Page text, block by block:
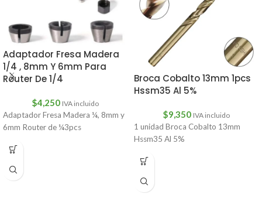
Adaptador Fresa Madera
1/4 , 8mm Y 6mm Para
Router De 1/4
$4,250 IVA incluido
Adaptador Fresa Madera ¼, 8mm y
6mm Router de ¼3pcs
Broca Cobalto 13mm 1pcs
Hssm35 Al 5%
$9,350 IVA incluido
1 unidad Broca Cobalto 13mm
Hssm35 Al 5%